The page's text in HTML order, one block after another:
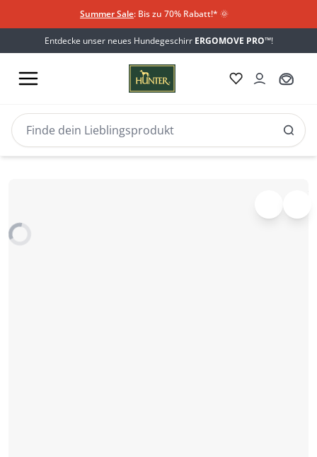
Summer Sale: Bis zu 70% Rabatt!* 🌞
Entdecke unser neues Hundegeschirr ERGOMOVE PRO™!